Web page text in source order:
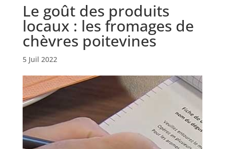
Le goût des produits
locaux : les fromages de
chèvres poitevines
5 Juil 2022